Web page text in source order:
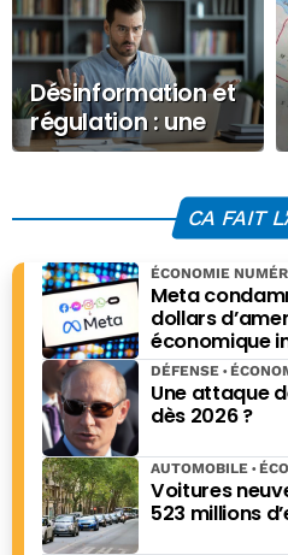
Désinformation et
régulation : une
riposte
CA FAIT
Meta
dollars
économique
Mexique
ÉCONOMIE
Une attaque
dès 2026 ?
DÉFENSE
Voitures
523 millions
AUTOMOBILE